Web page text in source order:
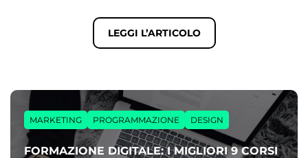
LEGGI L’ARTICOLO
MARKETING PROGRAMMAZIONE DESIGN
FORMAZIONE DIGITALE: I MIGLIORI 9 CORSI